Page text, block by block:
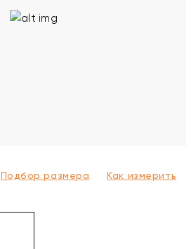
Подбор размера Как измерить